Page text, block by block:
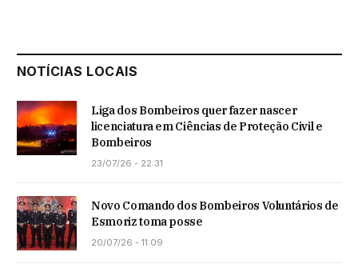
NOTÍCIAS LOCAIS
Liga dos Bombeiros quer fazer nascer
licenciatura em Ciências de Proteção Civil e
Bombeiros
23/07/26 - 22:31
Novo Comando dos Bombeiros Voluntários de
Esmoriz toma posse
20/07/26 - 11:09